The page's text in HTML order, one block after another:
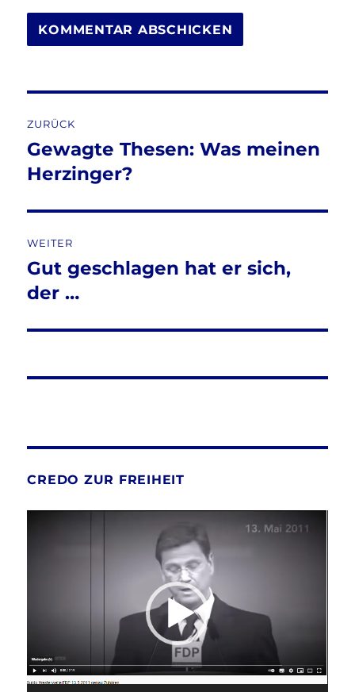
ZURÜCK
Vorheriger
Beitrag:
Gewagte Thesen: Was meinen
Herzinger?
WEITER
Nächster
Beitrag:
Gut geschlagen hat er sich,
der …
CREDO ZUR FREIHEIT